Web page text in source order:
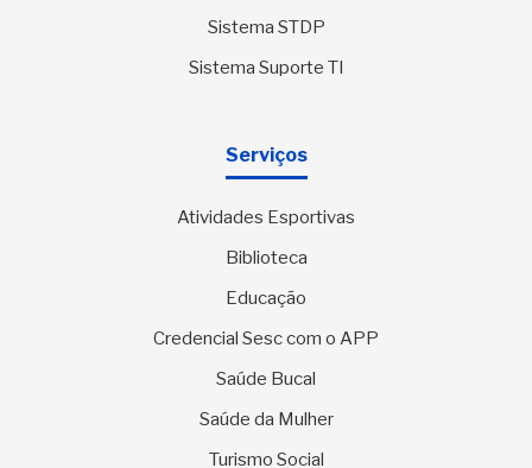
Sistema STDP
Sistema Suporte TI
Serviços
Atividades Esportivas
Biblioteca
Educação
Credencial Sesc com o APP
Saúde Bucal
Saúde da Mulher
Turismo Social